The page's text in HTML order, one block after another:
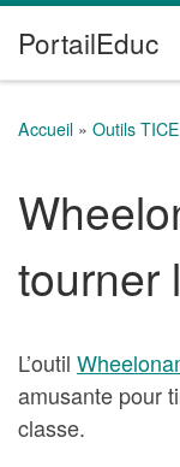
Passer au contenu
PortailEduc
Accueil » Outils TICE
tourner
L’outil
amusante pour
classe.